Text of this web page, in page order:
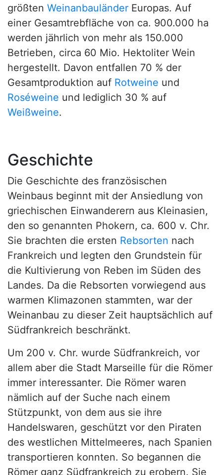
größten Weinanbauländer Europas. Auf
einer Gesamtrebfläche von ca. 900.000 ha
werden jährlich von mehr als 150.000
Betrieben, circa 60 Mio. Hektoliter Wein
hergestellt. Davon entfallen 70 % der
Gesamtproduktion auf Rotweine und
Roséweine und lediglich 30 % auf
Weißweine.
Geschichte
Die Geschichte des französischen
Weinbaus beginnt mit der Ansiedlung von
griechischen Einwanderern aus Kleinasien,
den so genannten Phokern, ca. 600 v. Chr.
Sie brachten die ersten Rebsorten nach
Frankreich und legten den Grundstein für
die Kultivierung von Reben im Süden des
Landes. Da die Rebsorten vorwiegend aus
warmen Klimazonen stammten, war der
Weinanbau zu dieser Zeit hauptsächlich auf
Südfrankreich beschränkt.
Um 200 v. Chr. wurde Südfrankreich, vor
allem aber die Stadt Marseille für die Römer
immer interessanter. Die Römer waren
nämlich auf der Suche nach einem
Stützpunkt, von dem aus sie ihre
Handelswaren, geschützt vor den Piraten
des westlichen Mittelmeeres, nach Spanien
transportieren konnten. So begannen die
Römer ganz Südfrankreich zu erobern. Sie